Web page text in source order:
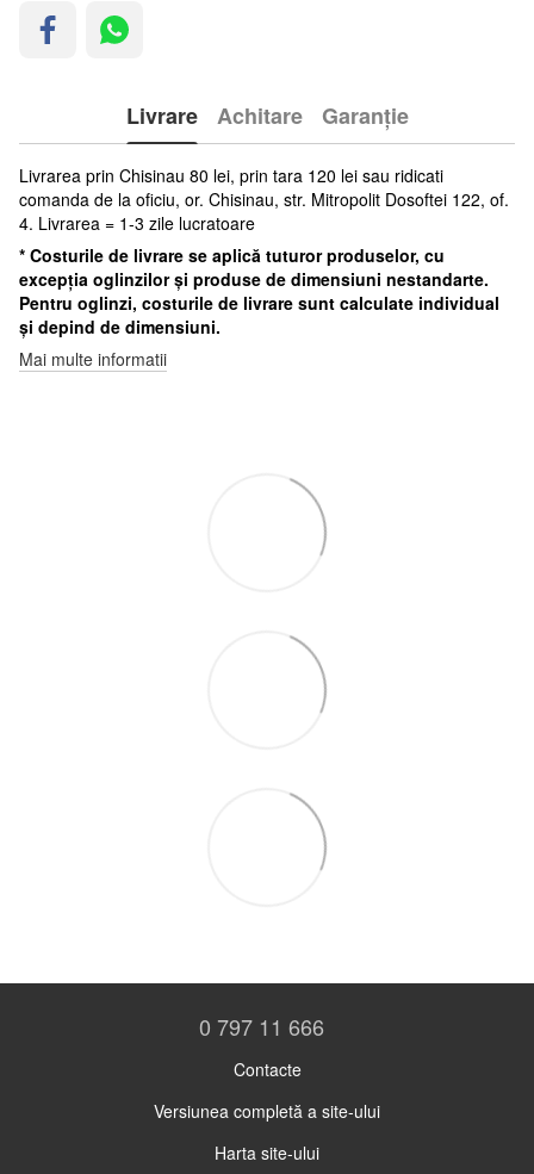
Livrare Achitare Garanție
Livrarea prin Chisinau 80 lei, prin tara 120 lei sau ridicati
comanda de la oficiu, or. Chisinau, str. Mitropolit Dosoftei 122, of.
4. Livrarea = 1-3 zile lucratoare
* Costurile de livrare se aplică tuturor produselor, cu
excepția oglinzilor și produse de dimensiuni nestandarte.
Pentru oglinzi, costurile de livrare sunt calculate individual
și depind de dimensiuni.
Mai multe informatii
0 797 11 666
Contacte
Versiunea completă a site-ului
Harta site-ului